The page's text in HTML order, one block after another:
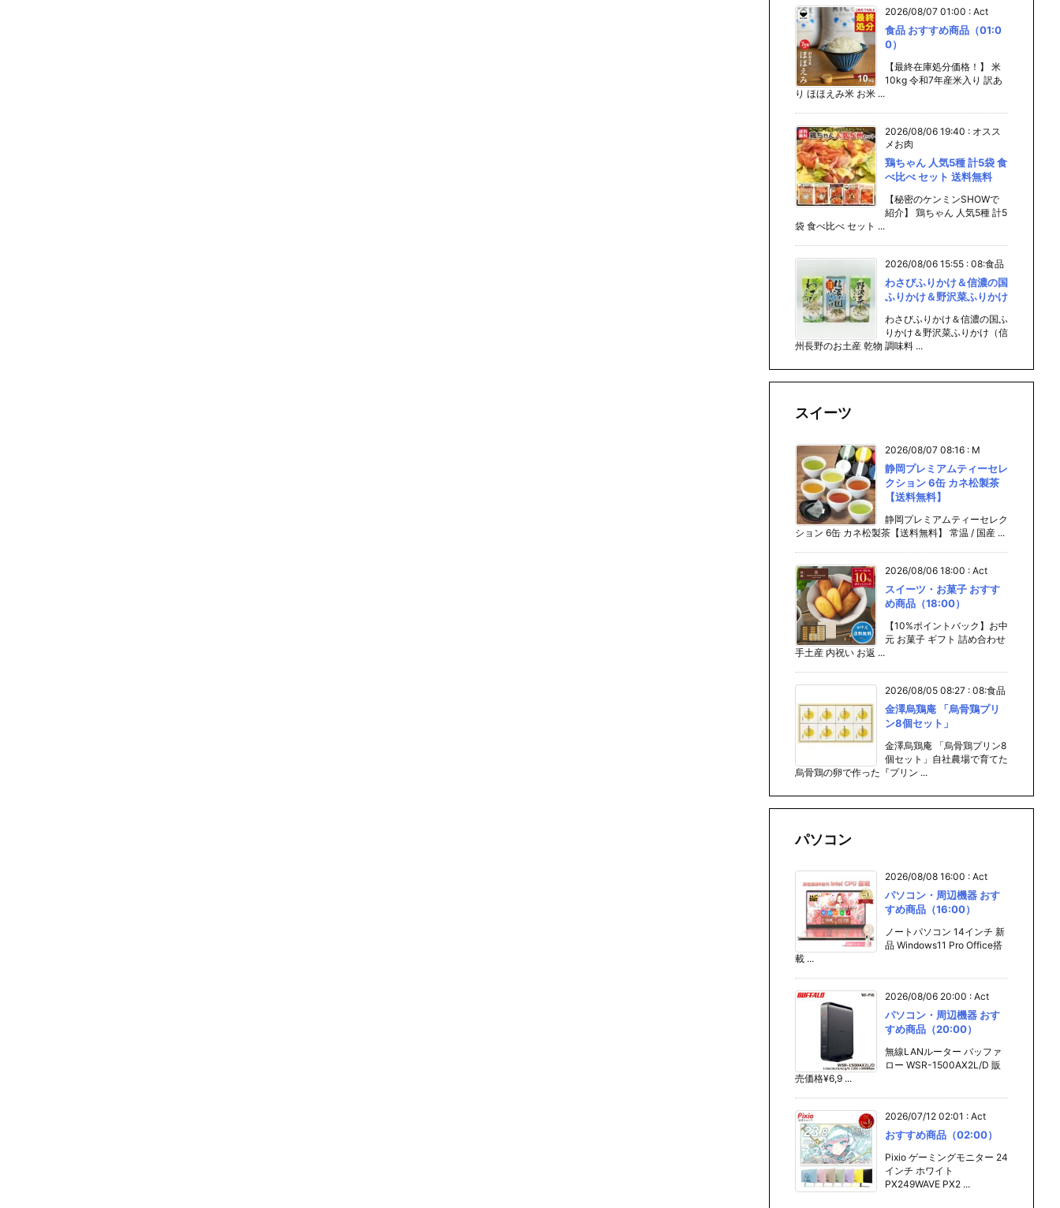
2026/08/07 01:00 : Act
食品 おすすめ商品（01:0
0）
【最終在庫処分価格！】 米
10kg 令和7年産米入り 訳あ
り ほほえみ米 お米 ...
2026/08/06 19:40 : オスス
メお肉
鶏ちゃん 人気5種 計5袋 食
べ比べ セット 送料無料
【秘密のケンミンSHOWで
紹介】 鶏ちゃん 人気5種 計5
袋 食べ比べ セット ...
2026/08/06 15:55 : 08:食品
わさびふりかけ＆信濃の国
ふりかけ＆野沢菜ふりかけ
わさびふりかけ＆信濃の国ふ
りかけ＆野沢菜ふりかけ（信
州長野のお土産 乾物 調味料 ...
スイーツ
2026/08/07 08:16 : M
静岡プレミアムティーセレ
クション 6缶 カネ松製茶
【送料無料】
静岡プレミアムティーセレク
ション 6缶 カネ松製茶【送料無料】 常温 / 国産 ...
2026/08/06 18:00 : Act
スイーツ・お菓子 おすす
め商品（18:00）
【10%ポイントバック】お中
元 お菓子 ギフト 詰め合わせ
手土産 内祝い お返 ...
2026/08/05 08:27 : 08:食品
金澤烏鶏庵 「烏骨鶏プリ
ン8個セット」
金澤烏鶏庵 「烏骨鶏プリン8
個セット」自社農場で育てた
烏骨鶏の卵で作った『プリン ...
パソコン
2026/08/08 16:00 : Act
パソコン・周辺機器 おす
すめ商品（16:00）
ノートパソコン 14インチ 新
品 Windows11 Pro Office搭
載 ...
2026/08/06 20:00 : Act
パソコン・周辺機器 おす
すめ商品（20:00）
無線LANルーター バッファ
ロー WSR-1500AX2L/D 販
売価格¥6,9 ...
2026/07/12 02:01 : Act
おすすめ商品（02:00）
Pixio ゲーミングモニター 24
インチ ホワイト
PX249WAVE PX2 ...